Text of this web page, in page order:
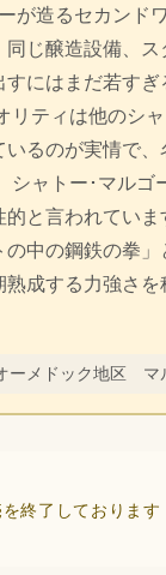
が造るセカンド
じ醸造設備、
すにはまだ若す
リティは他のシ
るのが実情で
シャトー･マルゴ
と言われてい
中の鋼鉄の拳
成する力強さ
ーメドック地区 マ
終了しております